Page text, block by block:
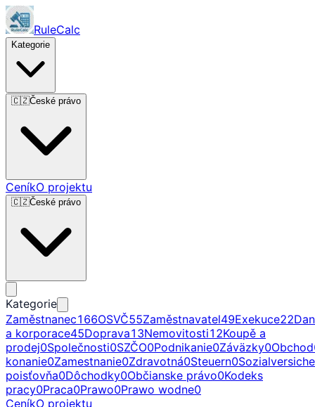
RuleCalc
Kategorie
🇨🇿České právo
CeníkO projektu
🇨🇿České právo
Kategorie
Zaměstnanec166OSVČ55Zaměstnavatel49Exekuce22
a korporace45Doprava13Nemovitosti12Koupě a
prodej0Společnosti0SZČO0Podnikanie0Záväzky0Obchod
konanie0Zamestnanie0Zdravotná0Steuern0
poisťovňa0Dôchodky0Občianske právo0Kodeks
pracy0Praca0Prawo0Prawo wodne0
CeníkO projektu